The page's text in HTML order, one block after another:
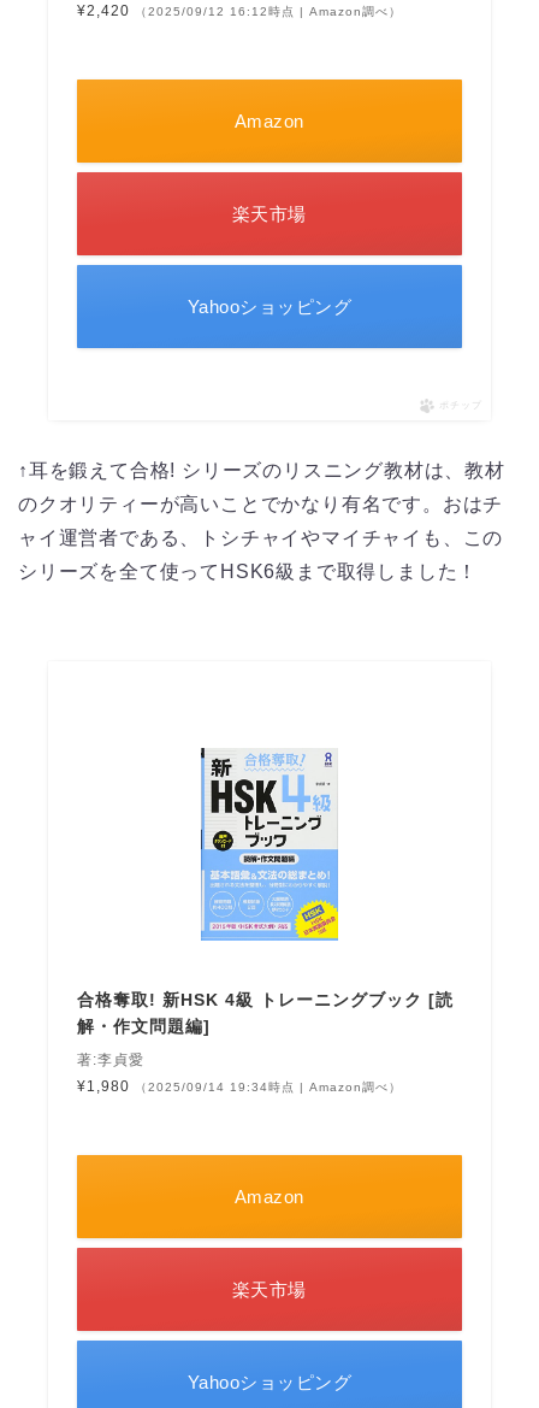
¥2,420
（2025/09/12 16:12時点 | Amazon調べ）
Amazon
楽天市場
Yahooショッピング
ポチップ
↑耳を鍛えて合格! シリーズのリスニング教材は、教材
のクオリティーが高いことでかなり有名です。おはチ
ャイ運営者である、トシチャイやマイチャイも、この
シリーズを全て使ってHSK6級まで取得しました！
合格奪取! 新HSK 4級 トレーニングブック [読
解・作文問題編]
著:李貞愛
¥1,980
（2025/09/14 19:34時点 | Amazon調べ）
Amazon
楽天市場
Yahooショッピング